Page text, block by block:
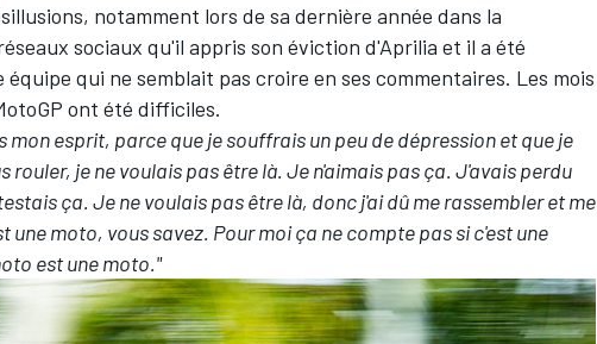
notamment lors de sa dernière année dans la
sociaux qu'il appris son éviction d'Aprilia et il a été
équipe qui ne semblait pas croire en ses commentaires. Les mois
ont été difficiles.
esprit, parce que je souffrais un peu de dépression et que je
rouler, je ne voulais pas être là. Je n'aimais pas ça. J'avais perdu
ça. Je ne voulais pas être là, donc j'ai dû me rassembler et me
une moto, vous savez. Pour moi ça ne compte pas si c'est une
est une moto."